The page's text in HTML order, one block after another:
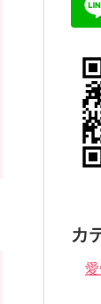
カ